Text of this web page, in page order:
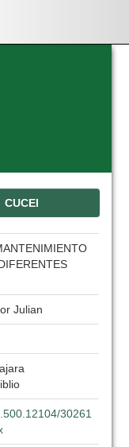
CUCEI
Julian
30261